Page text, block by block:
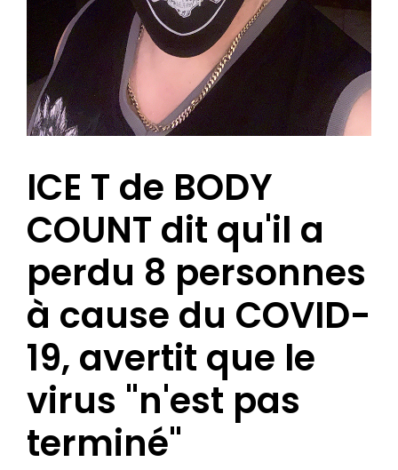
ICE T de BODY
COUNT dit qu'il a
perdu 8 personnes
à cause du COVID-
19, avertit que le
virus "n'est pas
terminé"